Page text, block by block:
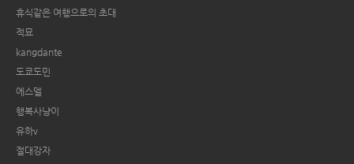
휴식같은 여행으로의 초대
적묘
kangdante
도쿄도민
에스델
행복사냥이
유하v
절대강자